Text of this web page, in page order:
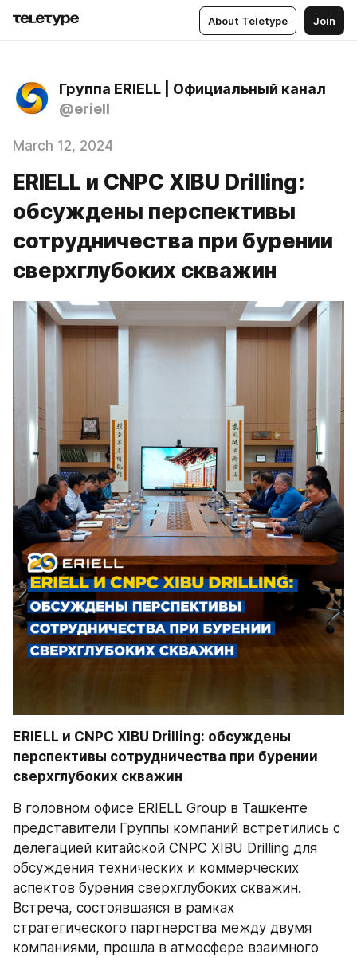
About Teletype Join
Группа ERIELL | Официальный канал
@eriell
March 12, 2024
ERIELL и CNPC XIBU Drilling:
обсуждены перспективы
сотрудничества при бурении
сверхглубоких скважин
ERIELL и CNPC XIBU Drilling: обсуждены
перспективы сотрудничества при бурении
сверхглубоких скважин
В головном офисе ERIELL Group в Ташкенте
представители Группы компаний встретились с
делегацией китайской CNPC XIBU Drilling для
обсуждения технических и коммерческих
аспектов бурения сверхглубоких скважин.
Встреча, состоявшаяся в рамках
стратегического партнерства между двумя
компаниями, прошла в атмосфере взаимного